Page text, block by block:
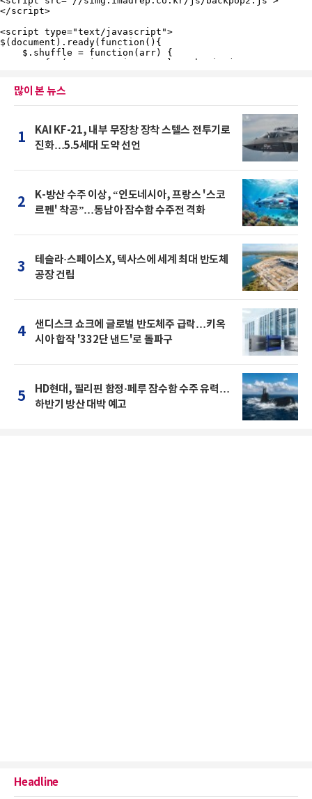
많이 본 뉴스
1
KAI KF-21, 내부 무장창 장착 스텔스 전투기로
진화…5.5세대 도약 선언
2
K-방산 수주 이상, “인도네시아, 프랑스 '스코
르펜' 착공”…동남아 잠수함 수주전 격화
3
테슬라·스페이스X, 텍사스에 세계 최대 반도체
공장 건립
4
샌디스크 쇼크에 글로벌 반도체주 급락…키옥
시아 합작 '332단 낸드'로 돌파구
5
HD현대, 필리핀 함정·페루 잠수함 수주 유력…
하반기 방산 대박 예고
Headline